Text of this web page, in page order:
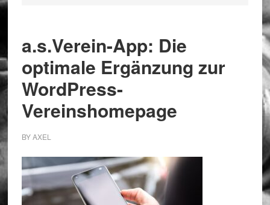
a.s.Verein-App: Die
optimale Ergänzung zur
WordPress-
Vereinshomepage
BYAXEL